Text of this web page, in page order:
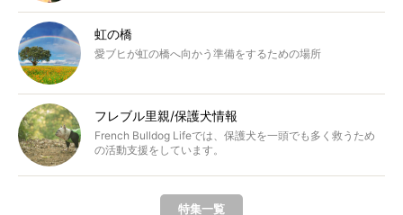
虹の橋
愛ブヒが虹の橋へ向かう準備をするための場所
フレブル里親/保護犬情報
French Bulldog Lifeでは、保護犬を一頭でも多く救うため
の活動支援をしています。
特集一覧